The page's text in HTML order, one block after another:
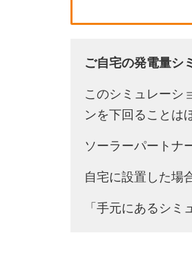
ご自宅の発電量シ
このシミュレーシ
ンを下回ることは
ソーラーパートナ
自宅に設置した場
「手元にあるシ